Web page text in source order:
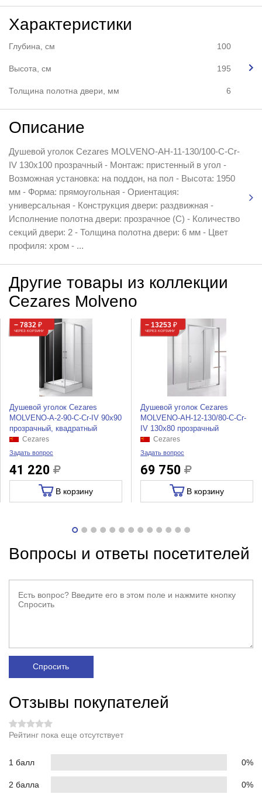
Характеристики
Глубина, см 100
Высота, см 195
Толщина полотна двери, мм 6
Описание
Душевой уголок Cezares MOLVENO-AH-11-130/100-C-Cr-
IV 130x100 прозрачный - Монтаж: пристенный в угол -
Возможная установка: на поддон, на пол - Высота: 1950
мм - Форма: прямоугольная - Ориентация:
универсальная - Конструкция двери: раздвижная -
Исполнение полотна двери: прозрачное (C) - Количество
секций двери: 2 - Толщина полотна двери: 6 мм - Цвет
профиля: хром - ...
Другие товары из коллекции
Cezares Molveno
− 7832 ₽
ЧЕРЕЗ КОРЗИНУ
Душевой уголок Cezares
MOLVENO-A-2-90-C-Cr-IV 90x90
прозрачный, квадратный
Cezares
Задать вопрос
41 220
В корзину
− 13253 ₽
ЧЕРЕЗ КОРЗИНУ
Душевой уголок Cezares
MOLVENO-AH-12-130/80-C-Cr-
IV 130x80 прозрачный
Cezares
Задать вопрос
69 750
В корзину
Вопросы и ответы посетителей
Спросить
Отзывы покупателей
Рейтинг пока еще отсутствует
1 балл 0%
2 балла 0%